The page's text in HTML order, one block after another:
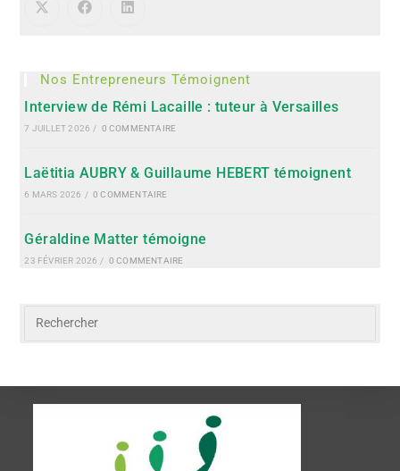
Nos Entrepreneurs Témoignent
Interview de Rémi Lacaille : tuteur à Versailles
7 JUILLET 2026 / 0 COMMENTAIRE
Laëtitia AUBRY & Guillaume HEBERT témoignent
6 MARS 2026 / 0 COMMENTAIRE
Géraldine Matter témoigne
23 FÉVRIER 2026 / 0 COMMENTAIRE